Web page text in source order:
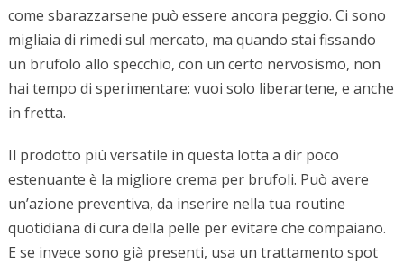
come sbarazzarsene può essere ancora peggio. Ci sono
migliaia di rimedi sul mercato, ma quando stai fissando
un brufolo allo specchio, con un certo nervosismo, non
hai tempo di sperimentare: vuoi solo liberartene, e anche
in fretta.
Il prodotto più versatile in questa lotta a dir poco
estenuante è la migliore crema per brufoli. Può avere
un’azione preventiva, da inserire nella tua routine
quotidiana di cura della pelle per evitare che compaiano.
E se invece sono già presenti, usa un trattamento spot